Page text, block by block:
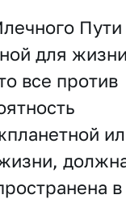
Пути
для
все против
в